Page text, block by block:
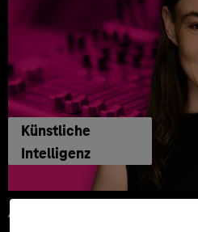
Künstliche
Intelligenz
12.03.2026